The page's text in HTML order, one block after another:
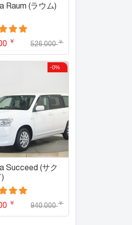
Raum (ラウム)
526.000￥
￥
-0%
Succeed (サク
940.000￥
￥